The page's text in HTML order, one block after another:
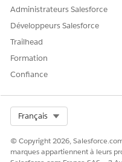
CET ARTICLE A-T-IL
Dites-nous ce que
Administrateurs Salesforce
Développeurs Salesforce
Trailhead
Formation
Confiance
Français
© Copyright 2026,
marques appartiennent à leurs